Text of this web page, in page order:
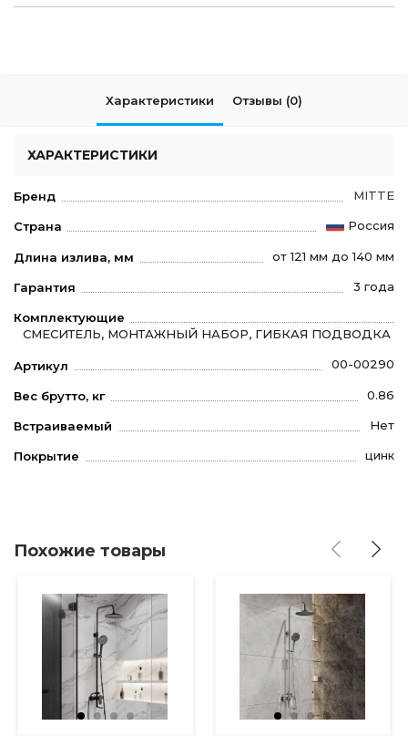
Характеристики Отзывы (0)
ХАРАКТЕРИСТИКИ
Бренд MITTE
Страна Россия
Длина излива, мм от 121 мм до 140 мм
Гарантия 3 года
Комплектующие
СМЕСИТЕЛЬ, МОНТАЖНЫЙ НАБОР, ГИБКАЯ ПОДВОДКА
Артикул 00-00290
Вес брутто, кг 0.86
Встраиваемый Нет
Покрытие цинк
Похожие товары